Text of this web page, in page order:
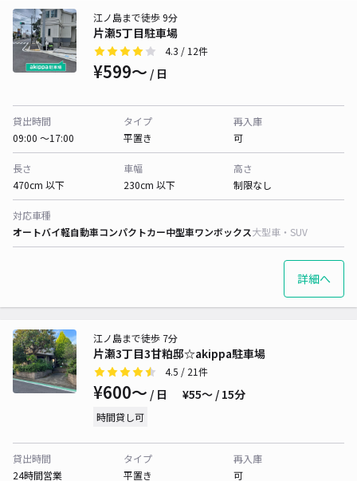
片瀬5丁目駐車場
江ノ島まで徒歩 9分
4.3 / 12件
¥599〜 / 日
貸出時間
09:00 〜17:00
タイプ
平置き
再入庫
可
長さ
470cm 以下
車幅
230cm 以下
高さ
制限なし
対応車種
オートバイ軽自動車コンパクトカー中型車ワンボックス大型車・SUV
詳細へ
片瀬3丁目3甘粕邸☆akippa駐車場
江ノ島まで徒歩 7分
4.5 / 21件
¥600〜 / 日 ¥55〜 / 15分
時間貸し可
貸出時間
24時間営業
タイプ
平置き
再入庫
可